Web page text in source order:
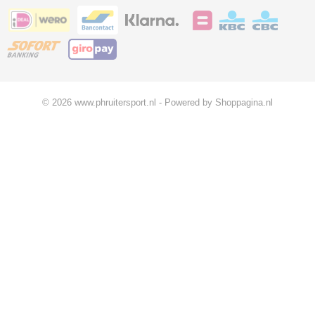
© 2026 www.phruitersport.nl - Powered by Shoppagina.nl